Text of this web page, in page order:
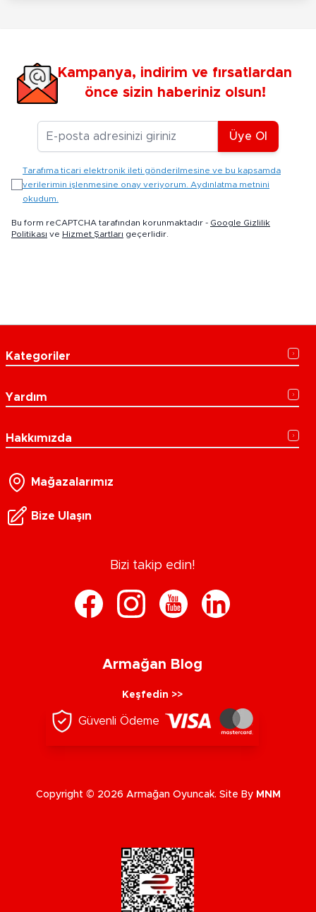
Kampanya, indirim ve fırsatlardan
önce sizin haberiniz olsun!
E-posta Adresiniz
Üye Ol
Tarafıma ticari elektronik ileti gönderilmesine ve bu kapsamda
verilerimin işlenmesine onay veriyorum. Aydınlatma metnini
okudum.
Bu form reCAPTCHA tarafından korunmaktadır - Google Gizlilik
Politikası ve Hizmet Şartları geçerlidir.
Kategoriler
Yardım
Hakkımızda
Mağazalarımız
Bize Ulaşın
Bizi takip edin!
Armağan Blog
Keşfedin >>
Güvenli Ödeme
Copyright © 2026 Armağan Oyuncak. Site By MNM